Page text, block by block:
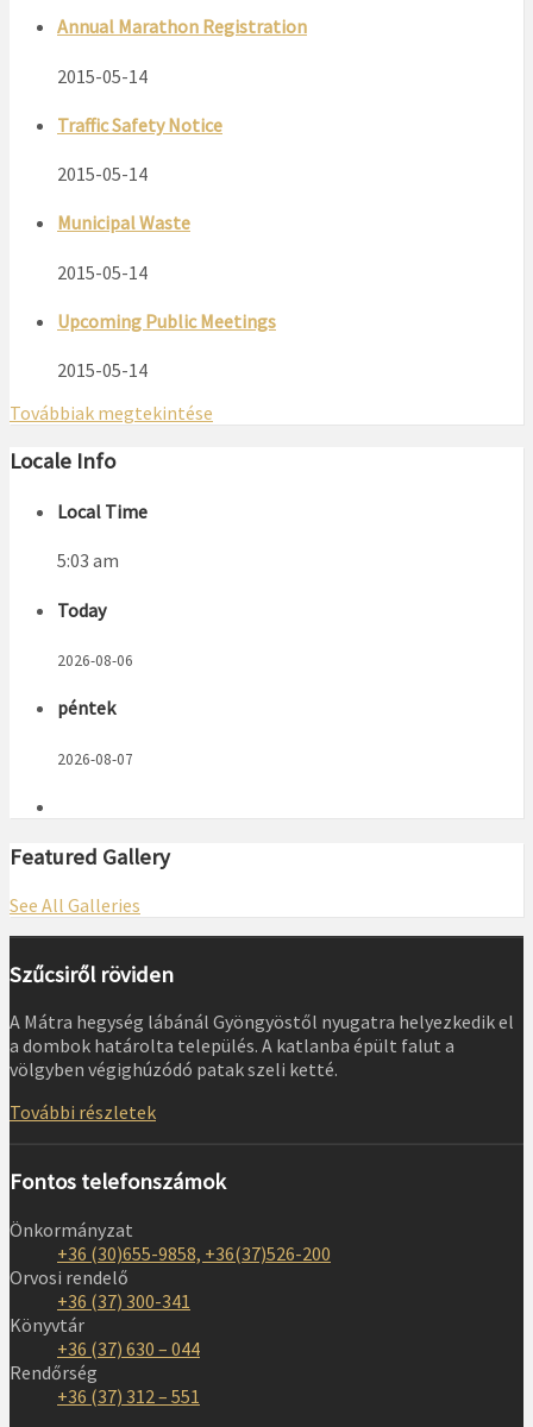
Annual Marathon Registration
2015-05-14
Traffic Safety Notice
2015-05-14
Municipal Waste
2015-05-14
Upcoming Public Meetings
2015-05-14
Továbbiak megtekintése
Locale Info
Local Time
5:03 am
Today
2026-08-06
péntek
2026-08-07
Featured Gallery
See All Galleries
Szűcsiről röviden
A Mátra hegység lábánál Gyöngyöstől nyugatra helyezkedik el
a dombok határolta település. A katlanba épült falut a
völgyben végighúzódó patak szeli ketté.
További részletek
Fontos telefonszámok
Önkormányzat
+36 (30)655-9858, +36(37)526-200
Orvosi rendelő
+36 (37) 300-341
Könyvtár
+36 (37) 630 – 044
Rendőrség
+36 (37) 312 – 551